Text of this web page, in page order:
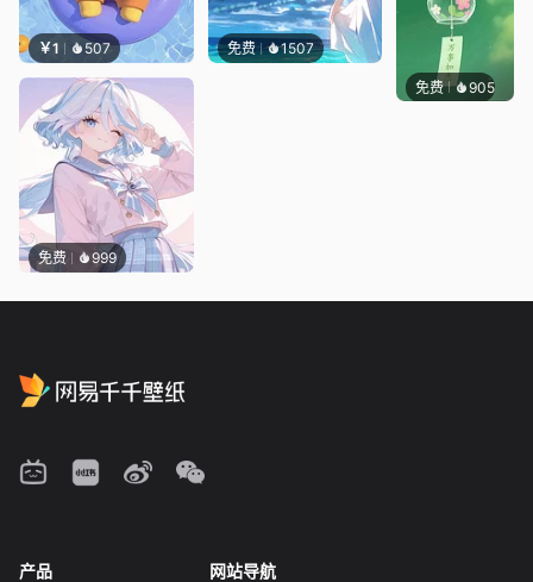
￥1 507 免费 1507
免费 999
免费 905好看
产品 网站导航